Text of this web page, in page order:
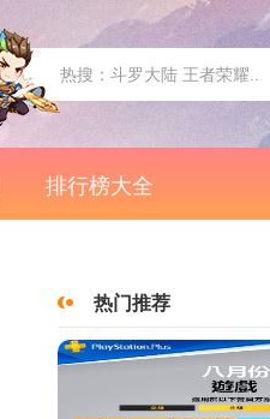
排行榜大全
热门推荐